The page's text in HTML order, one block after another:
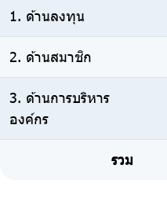
1. ด้านลงทุน
2. ด้านสมาชิก
3. ด้านการบริหาร
องค์กร
รวม